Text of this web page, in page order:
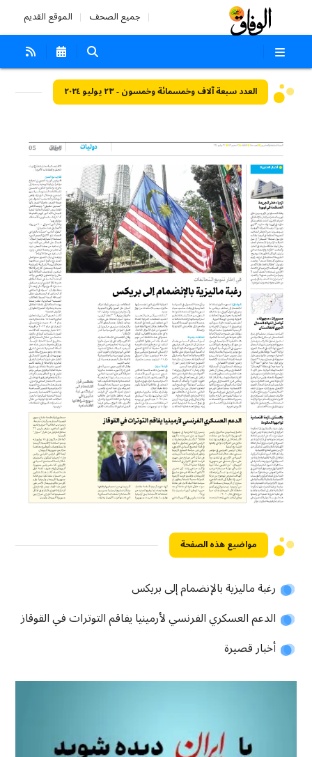
جميع الصحف الموقع القديم
العدد سبعة آلاف وخمسمائة وخمسون - ٢٣ يوليو ٢٠٢٤
مواضيع هذه الصفحة
رغبة ماليزية بالإنضمام إلى بريكس
الدعم العسكري الفرنسي لأرمينيا يفاقم التوترات في القوقاز
أخبار قصيرة